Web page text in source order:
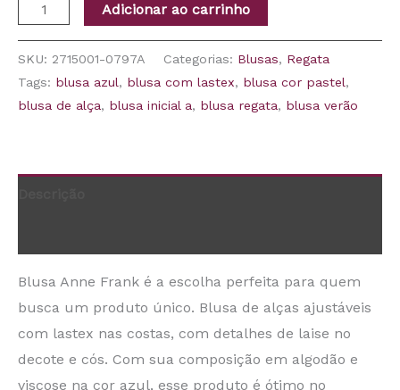
Adicionar ao carrinho
SKU: 2715001-0797A Categorias: Blusas, Regata
Tags: blusa azul, blusa com lastex, blusa cor pastel,
blusa de alça, blusa inicial a, blusa regata, blusa verão
Blusa Anne Frank é a escolha perfeita para quem
busca um produto único. Blusa de alças ajustáveis
com lastex nas costas, com detalhes de laise no
decote e cós. Com sua composição em algodão e
viscose na cor azul, esse produto é ótimo no